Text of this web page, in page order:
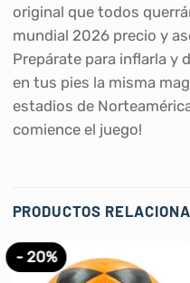
original que todos
mundial 2026 precio y
Prepárate para inflarla y
en tus pies la misma
estadios de
comience el juego!
PRODUCTOS
- 20%